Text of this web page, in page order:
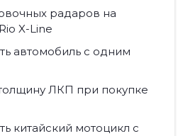
радаров на
X-Line
автомобиль с одним
ЛКП при покупке
китайский мотоцикл с